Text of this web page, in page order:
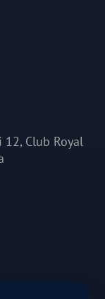
12, Club Royal